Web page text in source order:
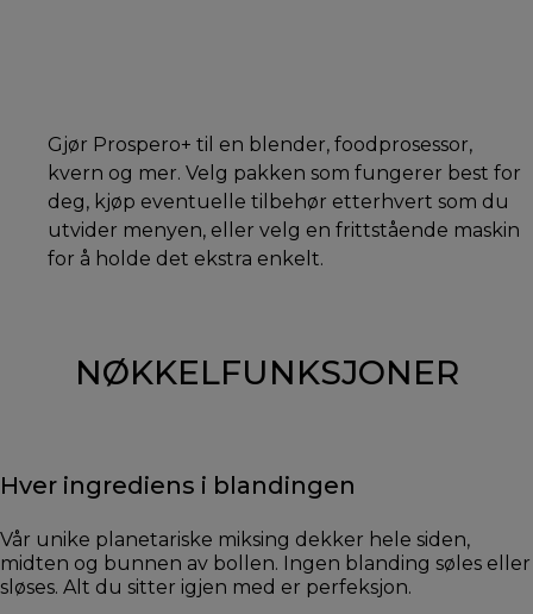
Gjør Prospero+ til en blender, foodprosessor,
kvern og mer. Velg pakken som fungerer best for
deg, kjøp eventuelle tilbehør etterhvert som du
utvider menyen, eller velg en frittstående maskin
for å holde det ekstra enkelt.
NØKKELFUNKSJONER
Hver ingrediens i blandingen
Vår unike planetariske miksing dekker hele siden,
midten og bunnen av bollen. Ingen blanding søles eller
sløses. Alt du sitter igjen med er perfeksjon.